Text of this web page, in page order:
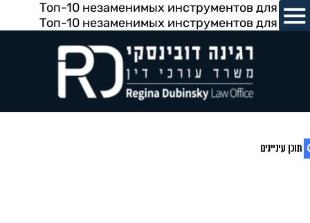
Топ-10 незаменимых инструментов для дома
Топ-10 незаменимых инструментов для дома